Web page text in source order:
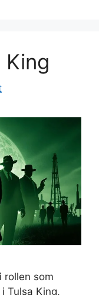
King
rollen som
Tulsa King,